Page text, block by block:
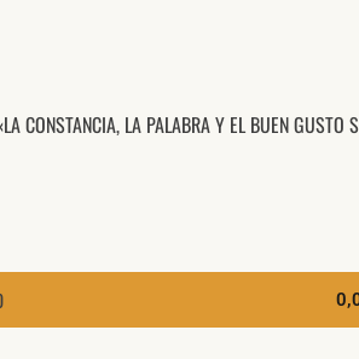
CONSTANCIA, LA PALABRA Y EL BUEN GUSTO